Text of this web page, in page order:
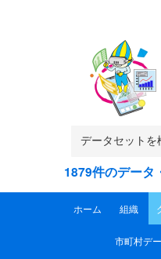
1879件のデータ
ホーム 組織
市町村デ